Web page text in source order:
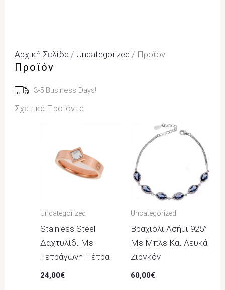
Αρχική Σελίδα / Uncategorized / Προϊόν
Προϊόν
3-5 Business Days!
Σχετικά Προϊόντα
Uncategorized
Stainless Steel
Δαχτυλίδι Με
Τετράγωνη Πέτρα
24,00€
Uncategorized
Βραχιόλι Ασήμι 925°
Με Μπλε Και Λευκά
Ζιργκόν
60,00€